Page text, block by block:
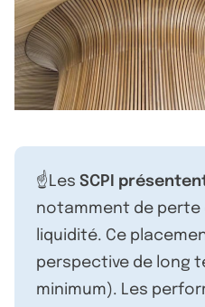
☝️Les SCPI
notamment de perte
liquidité. Ce
perspective de long
minimum). Les